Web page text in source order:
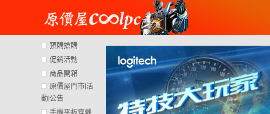
content
預購搶購
促銷活動
商品開箱
原價屋門市|活
動|公告
手機平板穿戴